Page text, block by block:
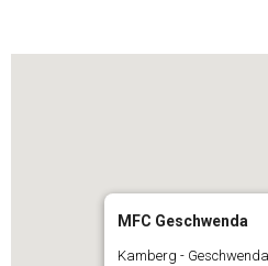
MFC Geschwenda
Kamberg - Geschwenda